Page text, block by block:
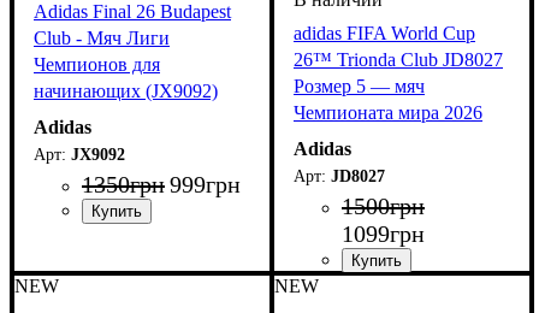
Adidas Final 26 Budapest
Club - Мяч Лиги
Чемпионов для
начинающих (JX9092)
Adidas
JX9092
1350грн999грн
adidas FIFA World Cup
26™ Trionda Club JD8027
Розмер 5 — мяч
Чемпионата мира 2026
Adidas
JD8027
1500грн
1099грн
NEW NEW